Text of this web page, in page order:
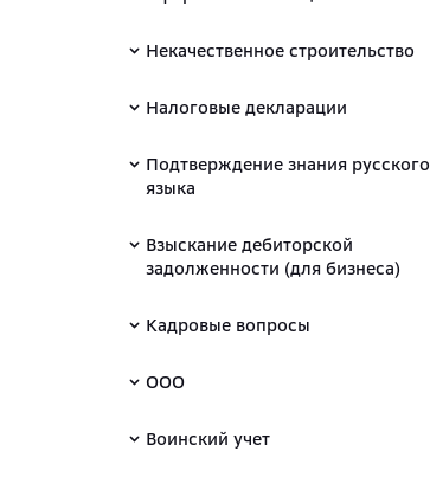
Некачественное строительство
Налоговые декларации
Подтверждение знания русского
языка
Взыскание дебиторской
задолженности (для бизнеса)
Кадровые вопросы
ООО
Воинский учет